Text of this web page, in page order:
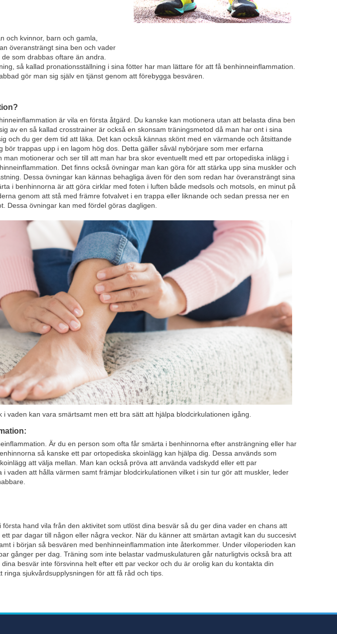
och kvinnor, barn och gamla,
överansträngt sina ben och vader
som drabbas oftare än andra.
så kallad pronationsställning i sina fötter har man lättare för att få benhinneinflammation.
gör man sig själv en tjänst genom att förebygga besvären.
är vila en första åtgärd. Du kanske kan motionera utan att belasta dina ben
av en så kallad crosstrainer är också en skonsam träningsmetod då man har ont i sina
och du ger dem tid att läka. Det kan också kännas skönt med en värmande och åtsittande
bör trappas upp i en lagom hög dos. Detta gäller såväl nybörjare som mer erfarna
motionerar och ser till att man har bra skor eventuellt med ett par ortopediska inlägg i
Det finns också övningar man kan göra för att stärka upp sina muskler och
Dessa övningar kan kännas behagliga även för den som redan har överansträngt sina
i benhinnorna är att göra cirklar med foten i luften både medsols och motsols, en minut på
genom att stå med främre fotvalvet i en trappa eller liknande och sedan pressa ner en
Dessa övningar kan med fördel göras dagligen.
vaden kan vara smärtsamt men ett bra sätt att hjälpa blodcirkulationen igång.
Är du en person som ofta får smärta i benhinnorna efter ansträngning eller har
så kanske ett par ortopediska skoinlägg kan hjälpa dig. Dessa används som
att välja mellan. Man kan också pröva att använda vadskydd eller ett par
vaden att hålla värmen samt främjar blodcirkulationen vilket i sin tur gör att muskler, leder
hand vila från den aktivitet som utlöst dina besvär så du ger dina vader en chans att
par dagar till någon eller några veckor. När du känner att smärtan avtagit kan du succesivt
i början så besvären med benhinneinflammation inte återkommer. Under viloperioden kan
gånger per dag. Träning som inte belastar vadmuskulaturen går naturligtvis också bra att
besvär inte försvinna helt efter ett par veckor och du är orolig kan du kontakta din
sjukvårdsupplysningen för att få råd och tips.